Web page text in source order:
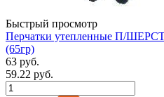
Быстрый просмотр
Перчатки утепленные П/
(65гр)
63 руб.
59.22 руб.